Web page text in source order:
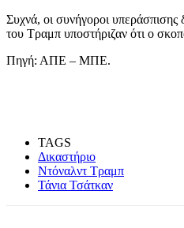
Συχνά, οι συνήγοροι υπεράσπισης
του Τραμπ υποστήριζαν ότι ο
Πηγή: ΑΠΕ – ΜΠΕ.
TAGS
Δικαστήριο
Ντόναλντ Τραμπ
Τάνια Τσάτκαν